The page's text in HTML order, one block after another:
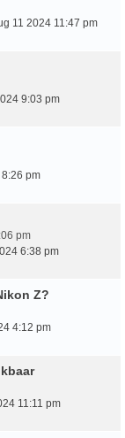
11 2024 11:47 pm
9:03 pm
pm
pm
6:38 pm
Z?
4:12 pm
11:11 pm